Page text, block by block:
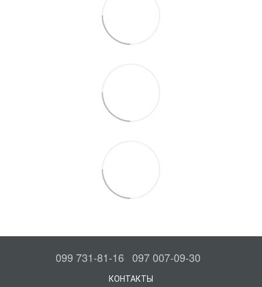
099 731-81-16 097 007-09-30
КОНТАКТЫ